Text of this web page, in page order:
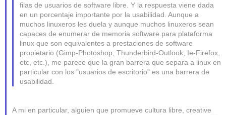
filas de usuarios de software libre. Y la respuesta viene dada
en un porcentaje importante por la usabilidad. Aunque a
muchos linuxeros les duela y aunque muchos linuxeros sean
capaces de enumerar de memoria software para plataforma
linux que son equivalentes a prestaciones de software
propietario (Gimp-Photoshop, Thunderbird-Outlook, Ie-Firefox,
etc, etc.), me parece que la gran barrera que separa a linux en
particular con los "usuarios de escritorio" es una barrera de
usabilidad.
A mi en particular, alguien que promueve cultura libre, creative